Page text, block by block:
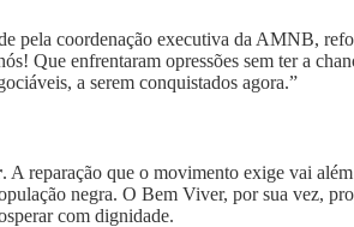
coordenação executiva da AMNB,
Que enfrentaram opressões sem ter a
a serem conquistados agora.”
. A reparação que o movimento exige vai
negra. O Bem Viver, por sua vez,
com dignidade.